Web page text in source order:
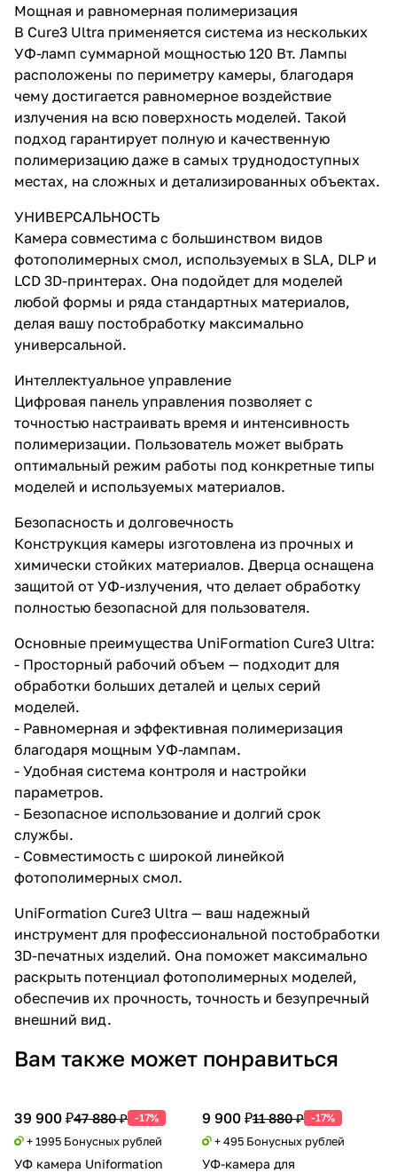
Мощная и равномерная полимеризация
В Cure3 Ultra применяется система из нескольких
УФ-ламп суммарной мощностью 120 Вт. Лампы
расположены по периметру камеры, благодаря
чему достигается равномерное воздействие
излучения на всю поверхность моделей. Такой
подход гарантирует полную и качественную
полимеризацию даже в самых труднодоступных
местах, на сложных и детализированных объектах.
УНИВЕРСАЛЬНОСТЬ
Камера совместима с большинством видов
фотополимерных смол, используемых в SLA, DLP и
LCD 3D-принтерах. Она подойдет для моделей
любой формы и ряда стандартных материалов,
делая вашу постобработку максимально
универсальной.
Интеллектуальное управление
Цифровая панель управления позволяет с
точностью настраивать время и интенсивность
полимеризации. Пользователь может выбрать
оптимальный режим работы под конкретные типы
моделей и используемых материалов.
Безопасность и долговечность
Конструкция камеры изготовлена из прочных и
химически стойких материалов. Дверца оснащена
защитой от УФ-излучения, что делает обработку
полностью безопасной для пользователя.
Основные преимущества UniFormation Cure3 Ultra:
- Просторный рабочий объем — подходит для
обработки больших деталей и целых серий
моделей.
- Равномерная и эффективная полимеризация
благодаря мощным УФ-лампам.
- Удобная система контроля и настройки
параметров.
- Безопасное использование и долгий срок
службы.
- Совместимость с широкой линейкой
фотополимерных смол.
UniFormation Cure3 Ultra — ваш надежный
инструмент для профессиональной постобработки
3D-печатных изделий. Она поможет максимально
раскрыть потенциал фотополимерных моделей,
обеспечив их прочность, точность и безупречный
внешний вид.
Вам также может понравиться
39 900 ₽47 880 ₽ -17%
+ 1995 Бонусных рублей
УФ камера Uniformation
9 900 ₽11 880 ₽ -17%
+ 495 Бонусных рублей
УФ-камера для